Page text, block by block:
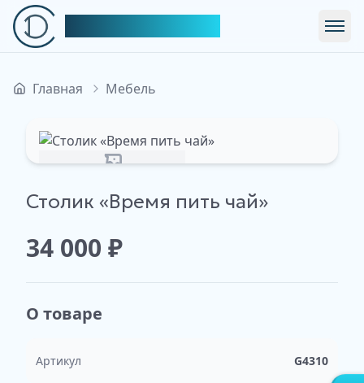
Главная Мебель
Изображение недоступно
Столик «Время пить чай»
34 000 ₽
О товаре
Артикул G4310